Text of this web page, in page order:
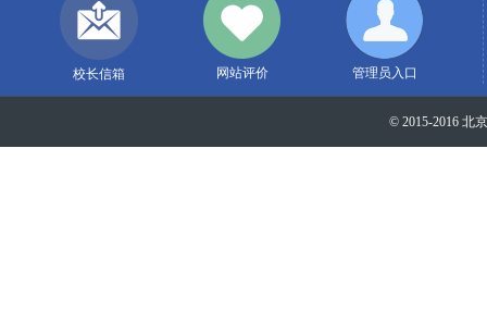
校长信箱 网站评价 管理员入口
© 2015-2016